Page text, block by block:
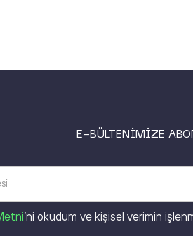
E-BÜLTENİMİZE
’ni okudum ve kişisel verimin